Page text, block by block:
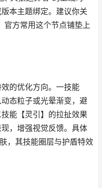
本主题绑定。建议你关
官方常用这个节点铺垫上
的优化方向。一技能
动态粒子或光晕渐变，避
能【灵引】的拉扯效果
，增强视觉反馈。具体
，其技能圈层与护盾特效